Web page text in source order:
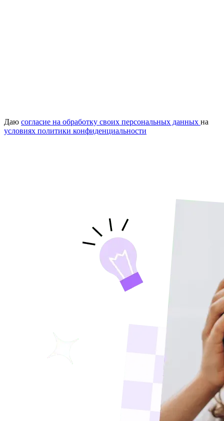
Даю согласие на обработку своих персональных данных на
условиях политики конфиденциальности